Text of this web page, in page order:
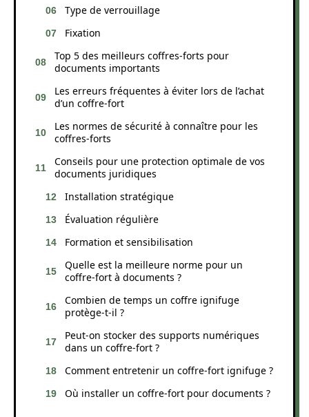
Type de verrouillage
Fixation
Top 5 des meilleurs coffres-forts pour
documents importants
Les erreurs fréquentes à éviter lors de l’achat
d’un coffre-fort
Les normes de sécurité à connaître pour les
coffres-forts
Conseils pour une protection optimale de vos
documents juridiques
Installation stratégique
Évaluation régulière
Formation et sensibilisation
Quelle est la meilleure norme pour un
coffre-fort à documents ?
Combien de temps un coffre ignifuge
protège-t-il ?
Peut-on stocker des supports numériques
dans un coffre-fort ?
Comment entretenir un coffre-fort ignifuge ?
Où installer un coffre-fort pour documents ?